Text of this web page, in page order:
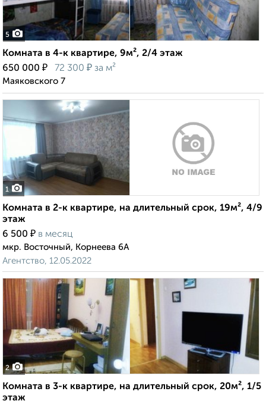
5
Комната в 4-к квартире, 9м², 2/4 этаж
650 000 ₽ 72 300 ₽ за м²
Маяковского 7
1
Комната в 2-к квартире, на длительный срок, 19м², 4/9
этаж
6 500 ₽ в месяц
мкр. Восточный, Корнеева 6А
Агентство, 12.05.2022
2
Комната в 3-к квартире, на длительный срок, 20м², 1/5
этаж